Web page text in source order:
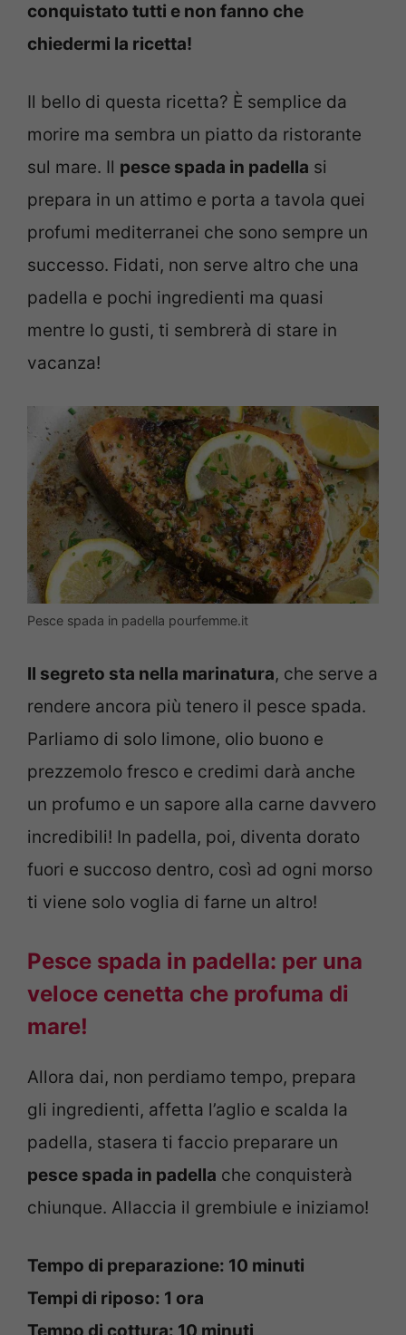
conquistato tutti e non fanno che
chiedermi la ricetta!
Il bello di questa ricetta? È semplice da
morire ma sembra un piatto da ristorante
sul mare. Il pesce spada in padella si
prepara in un attimo e porta a tavola quei
profumi mediterranei che sono sempre un
successo. Fidati, non serve altro che una
padella e pochi ingredienti ma quasi
mentre lo gusti, ti sembrerà di stare in
vacanza!
Pesce spada in padella pourfemme.it
Il segreto sta nella marinatura, che serve a
rendere ancora più tenero il pesce spada.
Parliamo di solo limone, olio buono e
prezzemolo fresco e credimi darà anche
un profumo e un sapore alla carne davvero
incredibili! In padella, poi, diventa dorato
fuori e succoso dentro, così ad ogni morso
ti viene solo voglia di farne un altro!
Pesce spada in padella: per una
veloce cenetta che profuma di
mare!
Allora dai, non perdiamo tempo, prepara
gli ingredienti, affetta l’aglio e scalda la
padella, stasera ti faccio preparare un
pesce spada in padella che conquisterà
chiunque. Allaccia il grembiule e iniziamo!
Tempo di preparazione: 10 minuti
Tempi di riposo: 1 ora